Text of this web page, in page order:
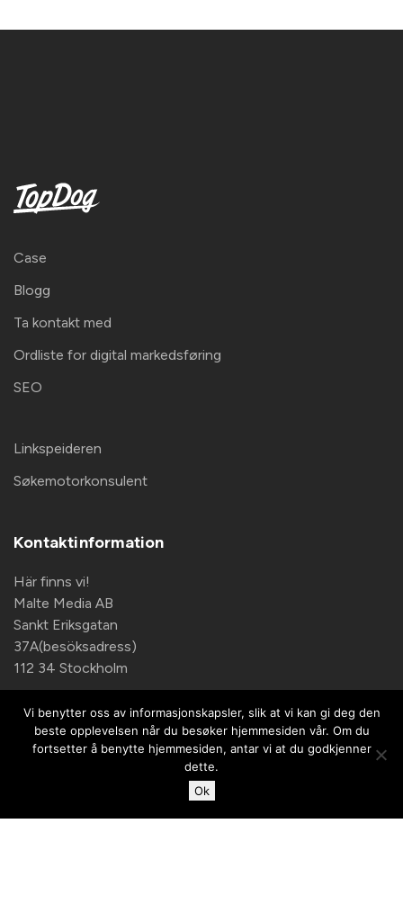
Case
Blogg
Ta kontakt med
Ordliste for digital markedsføring
SEO
Linkspeideren
Søkemotorkonsulent
Kontaktinformation
Här finns vi!
Malte Media AB
Sankt Eriksgatan
37A(besöksadress)
112 34 Stockholm
info@topdog.nu
+46 708 140 833
Vi benytter oss av informasjonskapsler, slik at vi kan gi deg den
beste opplevelsen når du besøker hjemmesiden vår. Om du
fortsetter å benytte hjemmesiden, antar vi at du godkjenner
dette.
Ok